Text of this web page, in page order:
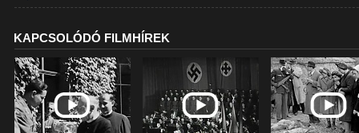
KAPCSOLÓDÓ FILMHÍREK